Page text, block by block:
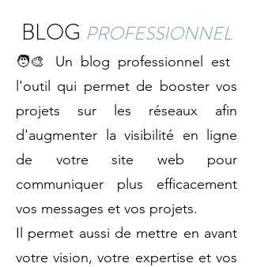
BLOG PROFESSIONNEL
🧑‍🎨 Un blog professionnel est
l'outil qui permet de booster vos
projets sur les réseaux afin
d'augmenter la visibilité en ligne
de votre site web pour
communiquer plus efficacement
vos messages et vos projets.
Il permet aussi de mettre en avant
votre vision, votre expertise et vos